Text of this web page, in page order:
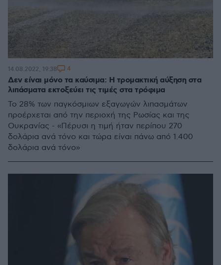
Δεν είναι μόνο τα καύσιμα: Η τρομακτική αύξηση στα
λιπάσματα εκτοξεύει τις τιμές στα τρόφιμα
Το 28% των παγκόσμιων εξαγωγών λιπασμάτων
προέρχεται από την περιοχή της Ρωσίας και της
Ουκρανίας - «Πέρυσι η τιμή ήταν περίπου 270
δολάρια ανά τόνο και τώρα είναι πάνω από 1.400
δολάρια ανά τόνο»
14.08.2022, 19:38 4